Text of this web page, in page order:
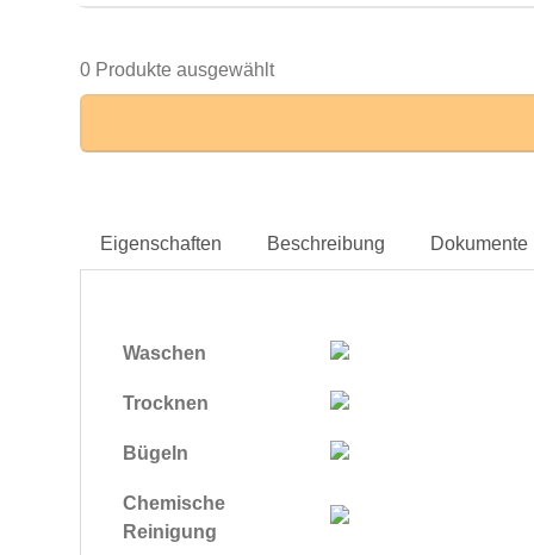
0 Produkte ausgewählt
Eigenschaften Beschreibung Dokumente
Waschen
Trocknen
Bügeln
Chemische
Reinigung